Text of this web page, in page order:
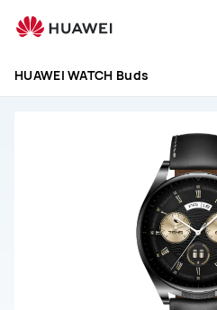
para
HUAWEI
HUAWEI WATCH Buds